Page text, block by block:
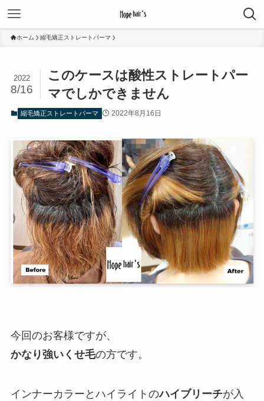
ホーム 縮毛矯正ストレートパーマ
このケースは酸性ストレートパー
マでしかできません
2022
8/16
縮毛矯正ストレートパーマ 2022年8月16日
今回のお客様ですが、
かなり強いくせ毛の方です。
インナーカラーとハイライトのハイブリーチが入